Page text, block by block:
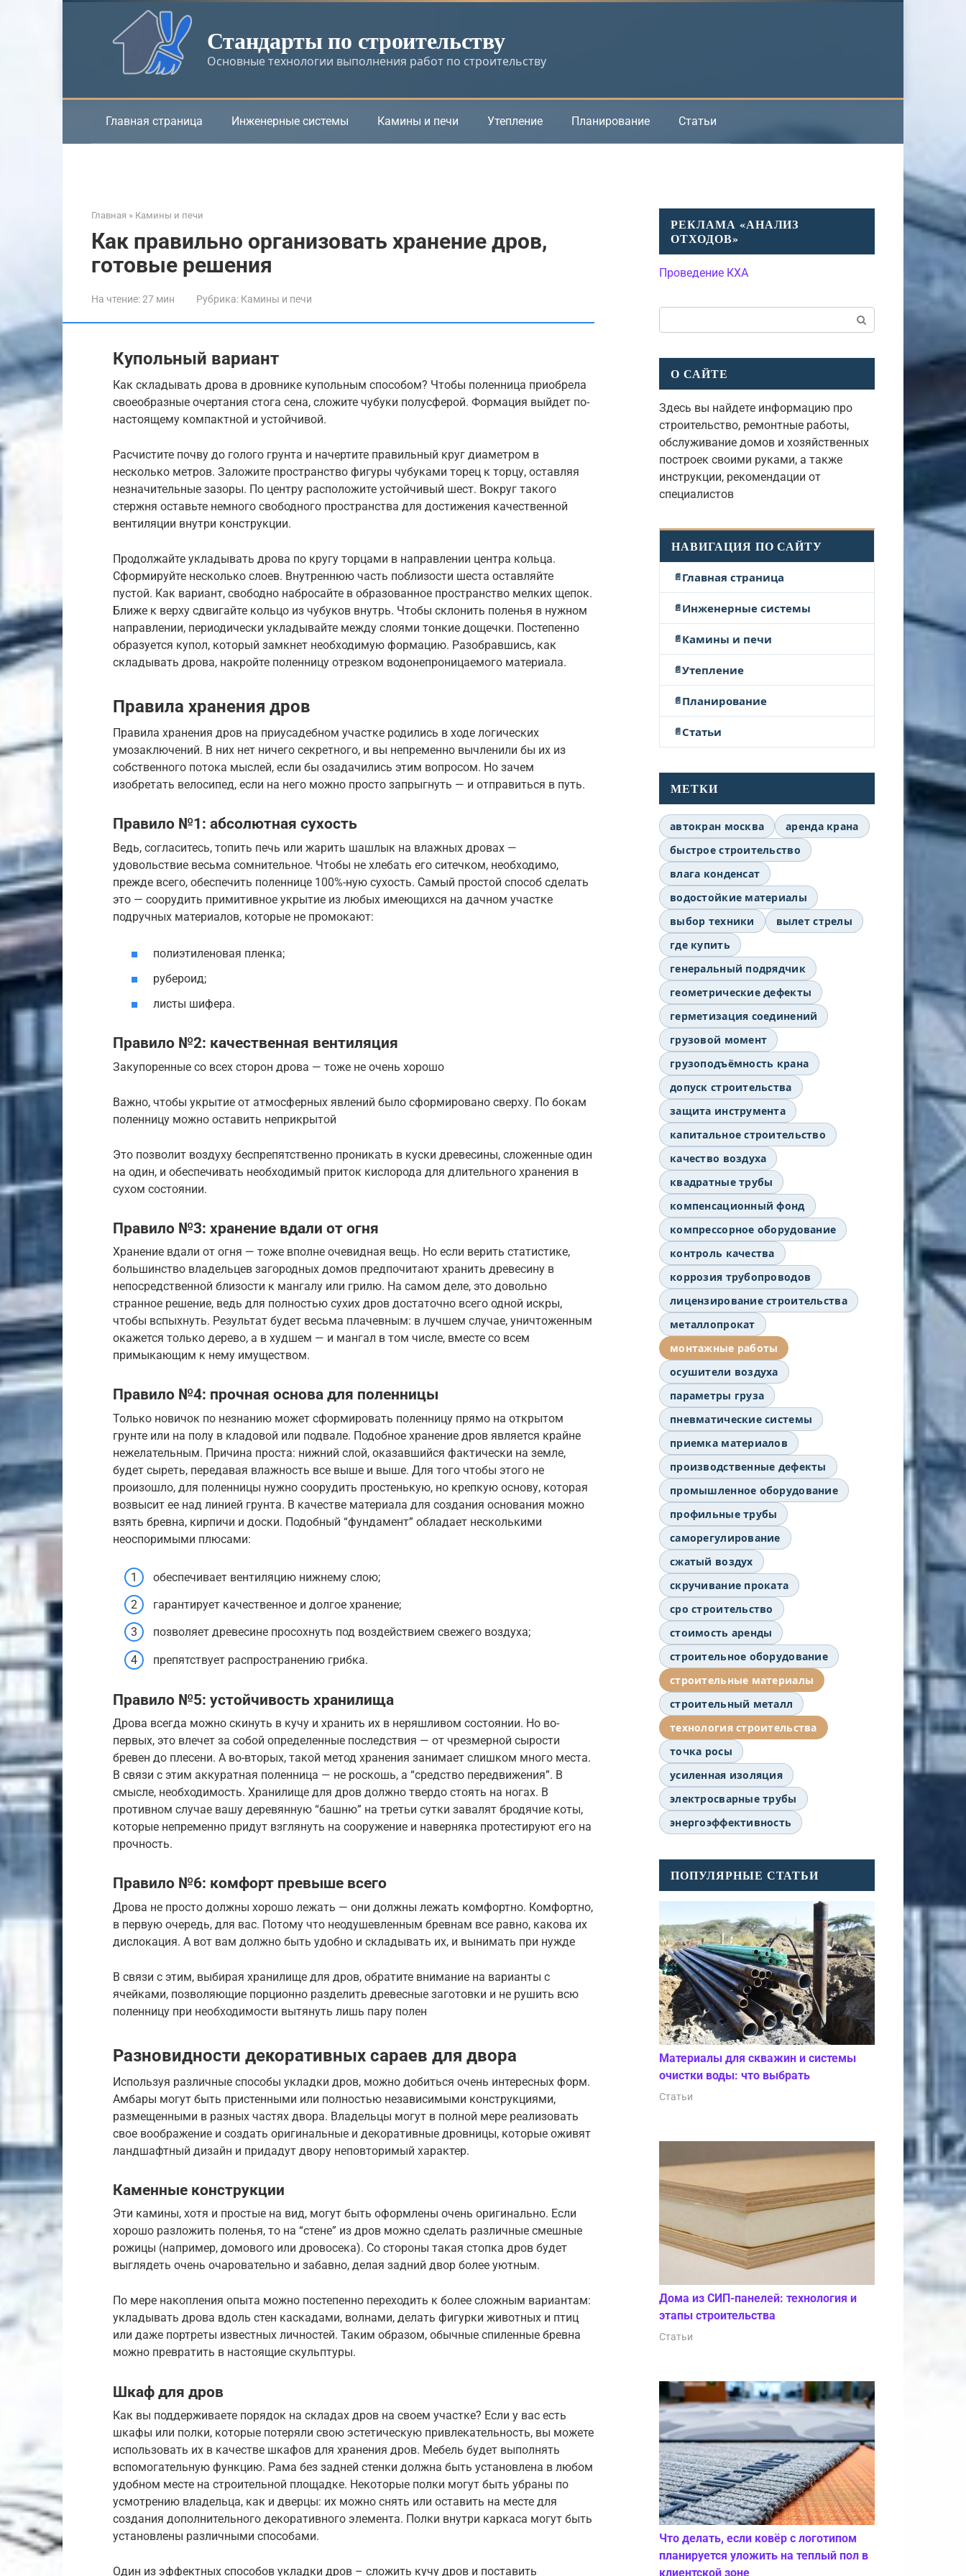
Стандарты по строительству
Основные технологии выполнения работ по строительству
Главная страница Инженерные системы Камины и печи Утепление Планирование Статьи
Главная » Камины и печи
Как правильно организовать хранение дров,
готовые решения
На чтение:27 мин Рубрика: Камины и печи
Купольный вариант
Как складывать дрова в дровнике купольным способом? Чтобы поленница приобрела
своеобразные очертания стога сена, сложите чубуки полусферой. Формация выйдет по-
настоящему компактной и устойчивой.
Расчистите почву до голого грунта и начертите правильный круг диаметром в
несколько метров. Заложите пространство фигуры чубуками торец к торцу, оставляя
незначительные зазоры. По центру расположите устойчивый шест. Вокруг такого
стержня оставьте немного свободного пространства для достижения качественной
вентиляции внутри конструкции.
Продолжайте укладывать дрова по кругу торцами в направлении центра кольца.
Сформируйте несколько слоев. Внутреннюю часть поблизости шеста оставляйте
пустой. Как вариант, свободно набросайте в образованное пространство мелких щепок.
Ближе к верху сдвигайте кольцо из чубуков внутрь. Чтобы склонить поленья в нужном
направлении, периодически укладывайте между слоями тонкие дощечки. Постепенно
образуется купол, который замкнет необходимую формацию. Разобравшись, как
складывать дрова, накройте поленницу отрезком водонепроницаемого материала.
Правила хранения дров
Правила хранения дров на приусадебном участке родились в ходе логических
умозаключений. В них нет ничего секретного, и вы непременно вычленили бы их из
собственного потока мыслей, если бы озадачились этим вопросом. Но зачем
изобретать велосипед, если на него можно просто запрыгнуть — и отправиться в путь.
Правило №1: абсолютная сухость
Ведь, согласитесь, топить печь или жарить шашлык на влажных дровах —
удовольствие весьма сомнительное. Чтобы не хлебать его ситечком, необходимо,
прежде всего, обеспечить поленнице 100%-ную сухость. Самый простой способ сделать
это — соорудить примитивное укрытие из любых имеющихся на дачном участке
подручных материалов, которые не промокают:
полиэтиленовая пленка;
рубероид;
листы шифера.
Правило №2: качественная вентиляция
Закупоренные со всех сторон дрова — тоже не очень хорошо
Важно, чтобы укрытие от атмосферных явлений было сформировано сверху. По бокам
поленницу можно оставить неприкрытой
Это позволит воздуху беспрепятственно проникать в куски древесины, сложенные один
на один, и обеспечивать необходимый приток кислорода для длительного хранения в
сухом состоянии.
Правило №3: хранение вдали от огня
Хранение вдали от огня — тоже вполне очевидная вещь. Но если верить статистике,
большинство владельцев загородных домов предпочитают хранить древесину в
непосредственной близости к мангалу или грилю. На самом деле, это довольно
странное решение, ведь для полностью сухих дров достаточно всего одной искры,
чтобы вспыхнуть. Результат будет весьма плачевным: в лучшем случае, уничтоженным
окажется только дерево, а в худшем — и мангал в том числе, вместе со всем
примыкающим к нему имуществом.
Правило №4: прочная основа для поленницы
Только новичок по незнанию может сформировать поленницу прямо на открытом
грунте или на полу в кладовой или подвале. Подобное хранение дров является крайне
нежелательным. Причина проста: нижний слой, оказавшийся фактически на земле,
будет сыреть, передавая влажность все выше и выше. Для того чтобы этого не
произошло, для поленницы нужно соорудить простенькую, но крепкую основу, которая
возвысит ее над линией грунта. В качестве материала для создания основания можно
взять бревна, кирпичи и доски. Подобный “фундамент” обладает несколькими
неоспоримыми плюсами:
обеспечивает вентиляцию нижнему слою;
гарантирует качественное и долгое хранение;
позволяет древесине просохнуть под воздействием свежего воздуха;
препятствует распространению грибка.
Правило №5: устойчивость хранилища
Дрова всегда можно скинуть в кучу и хранить их в неряшливом состоянии. Но во-
первых, это влечет за собой определенные последствия — от чрезмерной сырости
бревен до плесени. А во-вторых, такой метод хранения занимает слишком много места.
В связи с этим аккуратная поленница — не роскошь, а “средство передвижения”. В
смысле, необходимость. Хранилище для дров должно твердо стоять на ногах. В
противном случае вашу деревянную “башню” на третьи сутки завалят бродячие коты,
которые непременно придут взглянуть на сооружение и наверняка протестируют его на
прочность.
Правило №6: комфорт превыше всего
Дрова не просто должны хорошо лежать — они должны лежать комфортно. Комфортно,
в первую очередь, для вас. Потому что неодушевленным бревнам все равно, какова их
дислокация. А вот вам должно быть удобно и складывать их, и вынимать при нужде
В связи с этим, выбирая хранилище для дров, обратите внимание на варианты с
ячейками, позволяющие порционно разделить древесные заготовки и не рушить всю
поленницу при необходимости вытянуть лишь пару полен
Разновидности декоративных сараев для двора
Используя различные способы укладки дров, можно добиться очень интересных форм.
Амбары могут быть пристенными или полностью независимыми конструкциями,
размещенными в разных частях двора. Владельцы могут в полной мере реализовать
свое воображение и создать оригинальные и декоративные дровницы, которые оживят
ландшафтный дизайн и придадут двору неповторимый характер.
Каменные конструкции
Эти камины, хотя и простые на вид, могут быть оформлены очень оригинально. Если
хорошо разложить поленья, то на “стене” из дров можно сделать различные смешные
рожицы (например, домового или дровосека). Со стороны такая стопка дров будет
выглядеть очень очаровательно и забавно, делая задний двор более уютным.
По мере накопления опыта можно постепенно переходить к более сложным вариантам:
укладывать дрова вдоль стен каскадами, волнами, делать фигурки животных и птиц
или даже портреты известных личностей. Таким образом, обычные спиленные бревна
можно превратить в настоящие скульптуры.
Шкаф для дров
Как вы поддерживаете порядок на складах дров на своем участке? Если у вас есть
шкафы или полки, которые потеряли свою эстетическую привлекательность, вы можете
использовать их в качестве шкафов для хранения дров. Мебель будет выполнять
вспомогательную функцию. Рама без задней стенки должна быть установлена в любом
удобном месте на строительной площадке. Некоторые полки могут быть убраны по
усмотрению владельца, как и дверцы: их можно снять или оставить на месте для
создания дополнительного декоративного элемента. Полки внутри каркаса могут быть
установлены различными способами.
Один из эффектных способов укладки дров – сложить кучу дров и поставить
РЕКЛАМА «АНАЛИЗ
ОТХОДОВ»
Проведение КХА
О САЙТЕ
Здесь вы найдете информацию про
строительство, ремонтные работы,
обслуживание домов и хозяйственных
построек своими руками, а также
инструкции, рекомендации от
специалистов
НАВИГАЦИЯ ПО САЙТУ
Главная страница
Инженерные системы
Камины и печи
Утепление
Планирование
Статьи
МЕТКИ
автокран москва
аренда крана
быстрое строительство
влага конденсат
водостойкие материалы
выбор техники
вылет стрелы
где купить
генеральный подрядчик
геометрические дефекты
герметизация соединений
грузовой момент
грузоподъёмность крана
допуск строительства
защита инструмента
капитальное строительство
качество воздуха
квадратные трубы
компенсационный фонд
компрессорное оборудование
контроль качества
коррозия трубопроводов
лицензирование строительства
металлопрокат
монтажные работы
осушители воздуха
параметры груза
пневматические системы
приемка материалов
производственные дефекты
промышленное оборудование
профильные трубы
саморегулирование
сжатый воздух
скручивание проката
сро строительство
стоимость аренды
строительное оборудование
строительные материалы
строительный металл
технология строительства
точка росы
усиленная изоляция
электросварные трубы
энергоэффективность
ПОПУЛЯРНЫЕ СТАТЬИ
Материалы для скважин и системы
очистки воды: что выбрать
Статьи
Дома из СИП-панелей: технология и
этапы строительства
Статьи
Что делать, если ковёр с логотипом
планируется уложить на теплый пол в
клиентской зоне